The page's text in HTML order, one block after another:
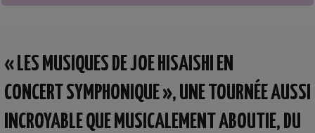
« LES MUSIQUES DE JOE HISAISHI EN
CONCERT SYMPHONIQUE », UNE TOURNÉE AUSSI
INCROYABLE QUE MUSICALEMENT ABOUTIE, DU